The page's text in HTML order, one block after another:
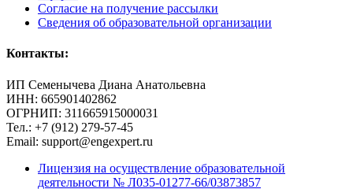
Согласие на получение рассылки
Сведения об образовательной организации
Контакты:
ИП Семенычева Диана Анатольевна
ИНН: 665901402862
ОГРНИП: 311665915000031
Тел.: +7 (912) 279-57-45
Email: support@engexpert.ru
Лицензия на осуществление образовательной
деятельности № Л035-01277-66/03873857